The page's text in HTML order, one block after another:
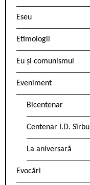
Eseu
Etimologii
Eu și comunismul
Eveniment
Bicentenar
Centenar I.D. Sîrbu
La aniversară
Evocări